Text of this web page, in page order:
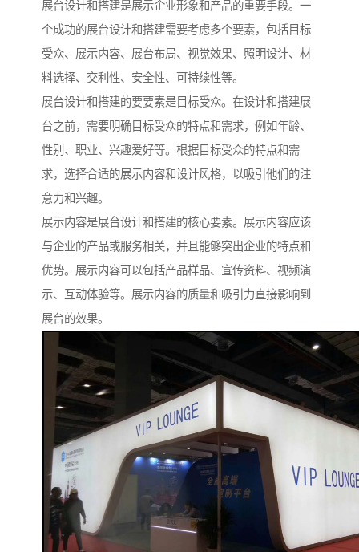
展台设计和搭建是展示企业形象和产品的重要手段。一
个成功的展台设计和搭建需要考虑多个要素，包括目标
受众、展示内容、展台布局、视觉效果、照明设计、材
料选择、交利性、安全性、可持续性等。
展台设计和搭建的要要素是目标受众。在设计和搭建展
台之前，需要明确目标受众的特点和需求，例如年龄、
性别、职业、兴趣爱好等。根据目标受众的特点和需
求，选择合适的展示内容和设计风格，以吸引他们的注
意力和兴趣。
展示内容是展台设计和搭建的核心要素。展示内容应该
与企业的产品或服务相关，并且能够突出企业的特点和
优势。展示内容可以包括产品样品、宣传资料、视频演
示、互动体验等。展示内容的质量和吸引力直接影响到
展台的效果。